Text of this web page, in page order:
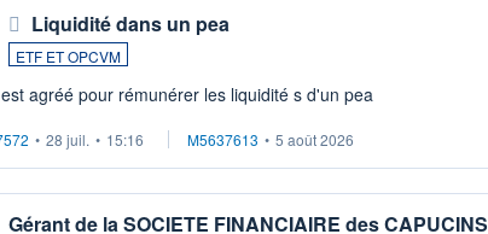
Liquidité dans un pea
ETF ET OPCVM
agréé pour rémunérer les liquidité s d'un pea
• 28 juil. • 15:16 M5637613 • 5 août 2026
Gérant de la SOCIETE FINANCIAIRE des CAPUCINS